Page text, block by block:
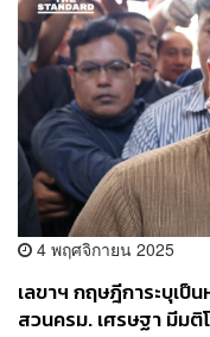
4 พฤศจิกายน 2025
เลขาฯ กฤษฎีการะบุเป็
สวนครม. เศรษฐา มีม